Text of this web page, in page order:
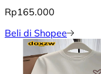
Rp165.000
Beli di Shopee